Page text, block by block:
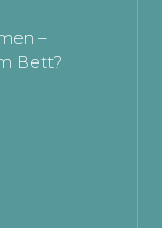
–
Bett?